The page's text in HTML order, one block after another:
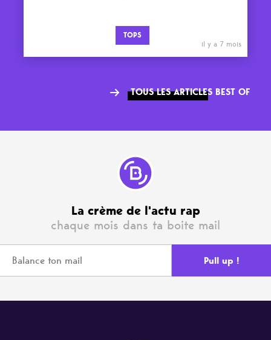
TOPS
il y a 7 mois
TOUS LES ARTICLES BEST OF
La crème de l'actu rap
chaque mois dans ta boite mail